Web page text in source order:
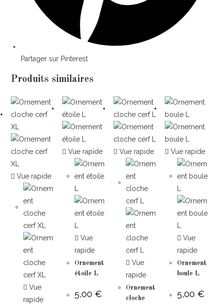
Partager sur Pinterest
Produits similaires
Vue rapide
Vue
rapide
Vue rapide
Vue
rapide
Ornement
étoile L
5,00 €
Vue rapide
Vue
rapide
Ornement
cloche
Vue rapide
Vue
rapide
Ornement
boule L
5,00 €